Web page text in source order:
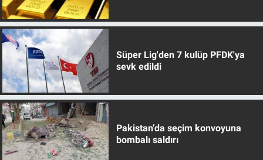
Süper Lig'den 7 kulüp PFDK'ya
sevk edildi
Pakistan’da seçim konvoyuna
bombalı saldırı